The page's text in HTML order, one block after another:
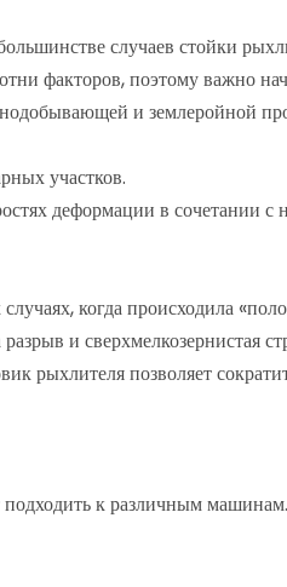
случаев стойки
факторов, поэтому важно
и землеройной
участков.
деформации в сочетании с
когда происходила
и сверхмелкозернистая
рыхлителя позволяет
к различным машинам.